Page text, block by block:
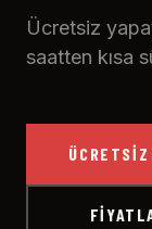
Ücretsiz
saatten kısa